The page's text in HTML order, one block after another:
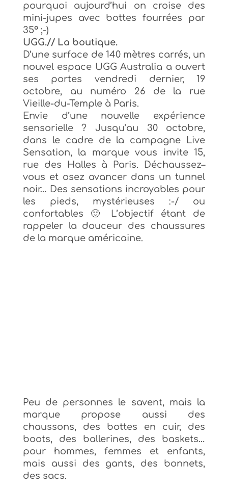
pourquoi aujourd’hui on croise des
mini-jupes avec bottes fourrées par
35° ;-)
UGG.// La boutique.
D’une surface de 140 mètres carrés, un
nouvel espace UGG Australia a ouvert
ses portes vendredi dernier, 19
octobre, au numéro 26 de la rue
Vieille-du-Temple à Paris.
Envie d’une nouvelle expérience
sensorielle ?
Jusqu’au 30 octobre,
dans le cadre de la campagne Live
Sensation,la marque vous invite 15,
rue des Halles à Paris. Déchaussez–
vous et osez avancer dans un tunnel
noir… Des sensations incroyables pour
les pieds, mystérieuses :-/ ou
confortables 🙂 L’objectif étant de
rappeler la douceur des chaussures
de la marque américaine.
Peu de personnes le savent, mais la
marque propose aussi des
chaussons, des bottes en cuir, des
boots, des ballerines, des baskets…
pour hommes, femmes et enfants,
mais aussi des gants, des bonnets,
des sacs.